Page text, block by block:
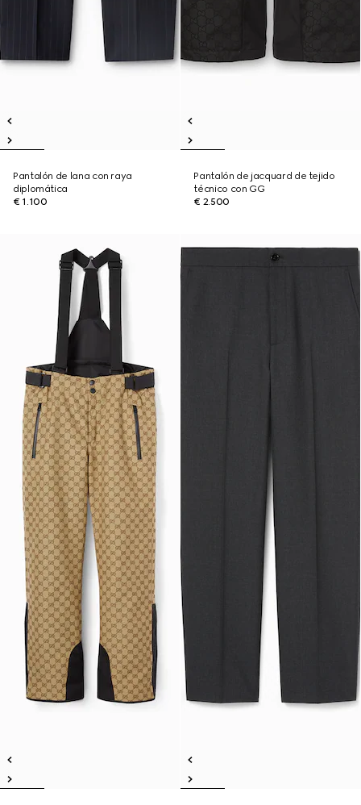
Pantalón de lana con raya
diplomática
€ 1.100
Pantalón de jacquard de tejido
técnico con GG
€ 2.500